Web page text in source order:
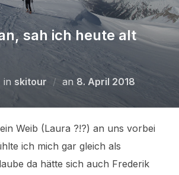
sah ich heute alt
in skitour an Veröffentlicht
8. April 2018
Weib (Laura ?!?) an uns vorbei
ich mich gar gleich als
da hätte sich auch Frederik